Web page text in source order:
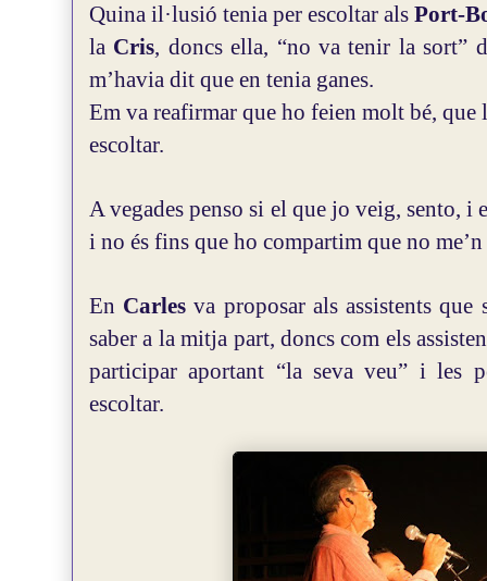
Quina il·lusió tenia per escoltar alsPort-
la Cris, doncs ella, “no va tenir la sort”
m’havia dit que en tenia ganes.
Em va reafirmar que ho feien molt bé,
escoltar.
A vegades penso si el que jo veig, sento, i
i no és fins que ho compartim que no
En Carlesva proposar als assistents
saber a la mitja part, doncs com els
participar aportant “la seva veu” i les
escoltar.